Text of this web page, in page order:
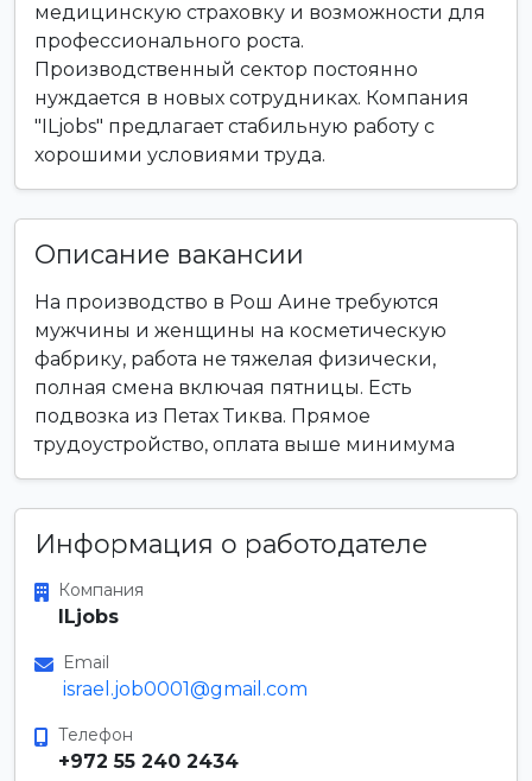
медицинскую страховку и возможности для
профессионального роста.
Производственный сектор постоянно
нуждается в новых сотрудниках. Компания
"ILjobs" предлагает стабильную работу с
хорошими условиями труда.
Описание вакансии
На производство в Рош Аине требуются
мужчины и женщины на косметическую
фабрику, работа не тяжелая физически,
полная смена включая пятницы. Есть
подвозка из Петах Тиква. Прямое
трудоустройство, оплата выше минимума
Информация о работодателе
Компания
ILjobs
Email
israel.job0001@gmail.com
Телефон
+972 55 240 2434